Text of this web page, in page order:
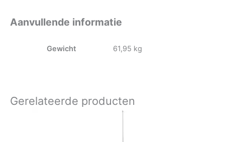
Aanvullende informatie
Gewicht 61,95 kg
Gerelateerde producten